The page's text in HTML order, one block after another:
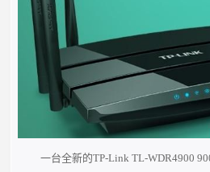
一台全新的TP-Link TL-WDR4900